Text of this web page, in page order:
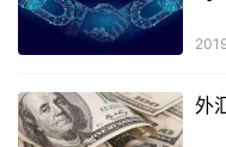
外